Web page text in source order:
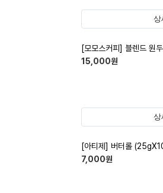
상
[모모스커피] 블렌드 원
15,000원
상
[아티제] 버터롤
7,000원